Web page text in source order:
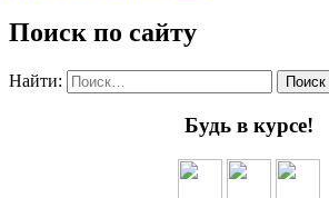
Поиск по сайту
Найти:
Будь в курсе!